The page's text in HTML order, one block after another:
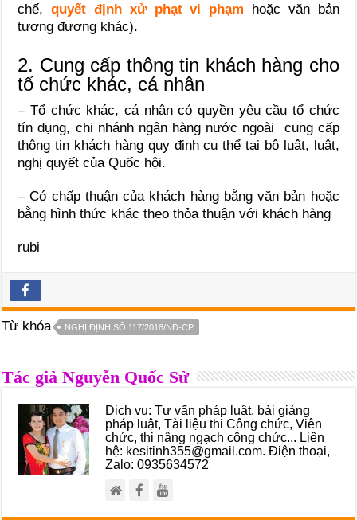
chế,quyết định xử phạt vi phạm hoặc văn bản
tương đương khác).
2. Cung cấp thông tin khách hàng cho
tổ chức khác, cá nhân
– Tổ chức khác, cá nhân có quyền yêu cầu tổ chức
tín dụng, chi nhánh ngân hàng nước ngoài cung cấp
thông tin khách hàng quy định cụ thể tại bộ luật, luật,
nghị quyết của Quốc hội.
– Có chấp thuận của khách hàng bằng văn bản hoặc
bằng hình thức khác theo thỏa thuận với khách hàng
rubi
Từ khóa NGHỊ ĐỊNH SỐ 117/2018/NĐ-CP
Tác giả Nguyễn Quốc Sử
Dịch vụ: Tư vấn pháp luật, bài giảng
pháp luật, Tài liệu thi Công chức, Viên
chức, thi nâng ngạch công chức... Liên
hệ: kesitinh355@gmail.com. Điện thoại,
Zalo: 0935634572